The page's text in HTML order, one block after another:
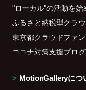
"ローカル"の活動を始
ふるさと納税型クラ
東京都クラウドファ
コロナ対策支援プロ
MotionGalleryにつ